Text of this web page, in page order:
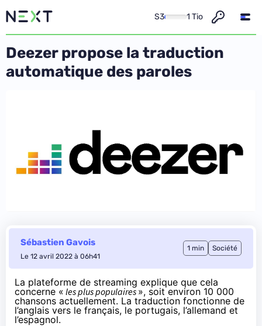
S3 1 Tio
Deezer propose la traduction
automatique des paroles
Sébastien Gavois
Le 12 avril 2022 à 06h41
1 min Société
La plateforme de streaming explique que cela
concerne « les plus populaires », soit environ 10 000
chansons actuellement. La traduction fonctionne de
l’anglais vers le français, le portugais, l’allemand et
l’espagnol.